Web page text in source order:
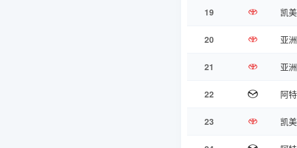
19 凯
20 亚
21 亚
22 阿
23 凯